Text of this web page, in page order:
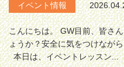
イベント情報
こんにちは。 GW目前、皆さ
ょうか？安全に気をつけなが
本日は、イベントレッスン...